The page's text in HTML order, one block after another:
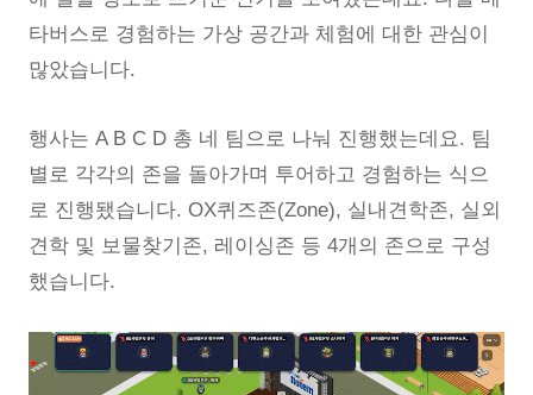
타버스로 경험하는 가상 공간과 체험에 대한 관심이
많았습니다.
행사는 A B C D 총 네 팀으로 나눠 진행했는데요. 팀
별로 각각의 존을 돌아가며 투어하고 경험하는 식으
로 진행됐습니다. OX퀴즈존(Zone), 실내견학존, 실외
견학 및 보물찾기존, 레이싱존 등 4개의 존으로 구성
했습니다.